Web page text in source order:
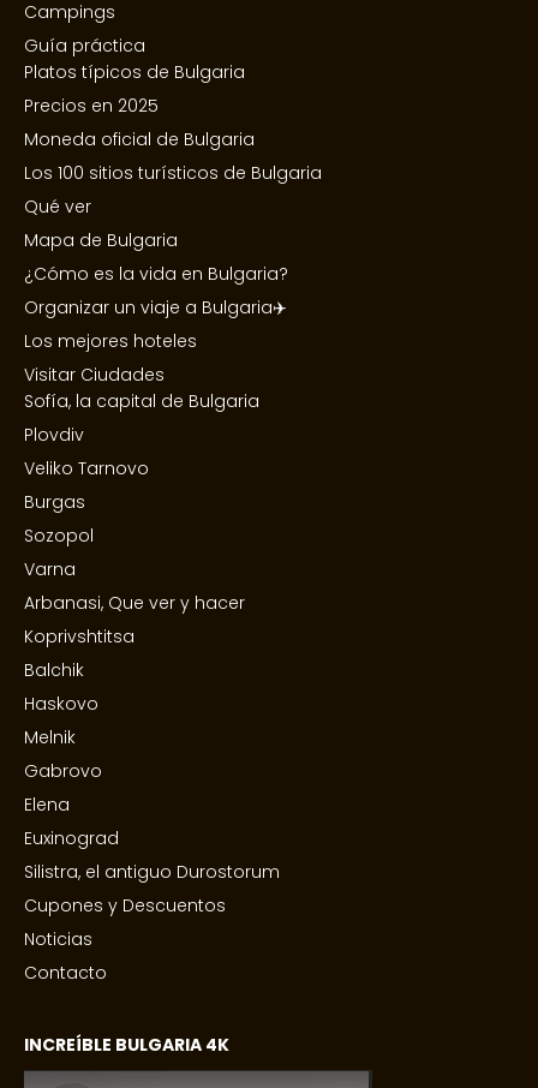
Campings
Guía práctica
Platos típicos de Bulgaria
Precios en 2025
Moneda oficial de Bulgaria
Los 100 sitios turísticos de Bulgaria
Qué ver
Mapa de Bulgaria
¿Cómo es la vida en Bulgaria?
Organizar un viaje a Bulgaria✈️
Los mejores hoteles
Visitar Ciudades
Sofía, la capital de Bulgaria
Plovdiv
Veliko Tarnovo
Burgas
Sozopol
Varna
Arbanasi, Que ver y hacer
Koprivshtitsa
Balchik
Haskovo
Melnik
Gabrovo
Elena
Euxinograd
Silistra, el antiguo Durostorum
Cupones y Descuentos
Noticias
Contacto
INCREÍBLE BULGARIA 4K